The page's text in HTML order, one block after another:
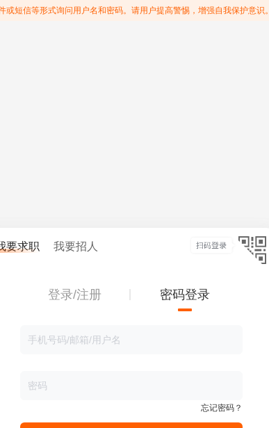
短信等形式询问用户名和密码。请用户提高警惕，增强自我保护意识。
要求职 我要招人
登录/注册 密码登录
忘记密码？